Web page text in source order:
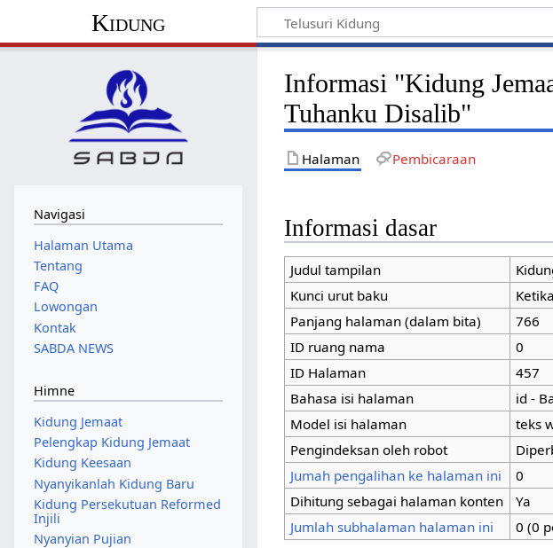
Kidung
Informasi "Kidung
Tuhanku Disalib"
Halaman Pembicaraan
Informasi dasar
Judul tampilan
Kunci urut baku
Panjang halaman (dalam bita)
766
ID ruang nama
0
ID Halaman
457
Bahasa isi halaman
id -
Model isi halaman
teks
Pengindeksan oleh robot
Jumah pengalihan ke halaman ini
0
Dihitung sebagai halaman konten
Ya
Jumlah subhalaman halaman ini
0 (0
Navigasi
Halaman Utama
Tentang
FAQ
Lowongan
Kontak
SABDA NEWS
Himne
Kidung Jemaat
Pelengkap Kidung Jemaat
Kidung Keesaan
Nyanyikanlah Kidung Baru
Kidung Persekutuan Reformed
Injili
Nyanyian Pujian